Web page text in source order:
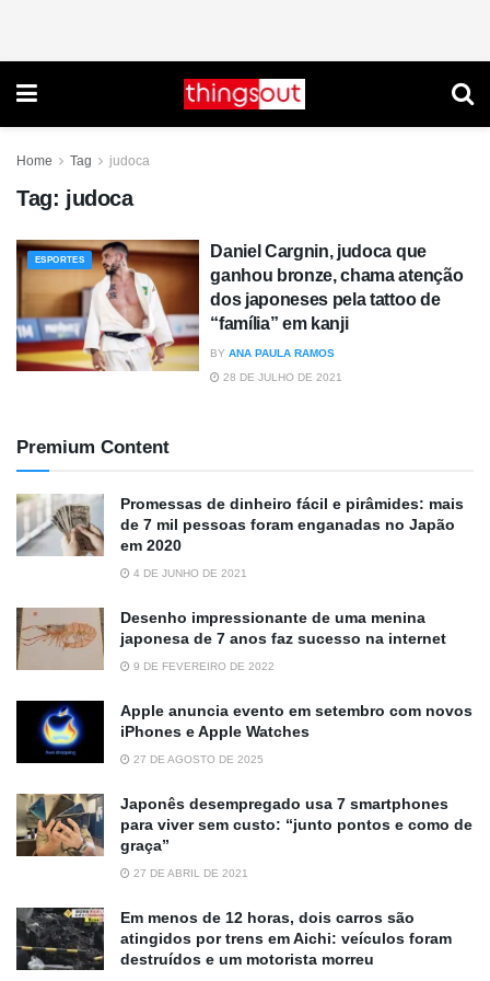
Home Tag judoca
Tag: judoca
ESPORTES
Daniel Cargnin, judoca que
ganhou bronze, chama atenção
dos japoneses pela tattoo de
“família” em kanji
BY ANA PAULA RAMOS
28 DE JULHO DE 2021
Premium Content
Promessas de dinheiro fácil e pirâmides: mais
de 7 mil pessoas foram enganadas no Japão
em 2020
4 DE JUNHO DE 2021
Desenho impressionante de uma menina
japonesa de 7 anos faz sucesso na internet
9 DE FEVEREIRO DE 2022
Apple anuncia evento em setembro com novos
iPhones e Apple Watches
27 DE AGOSTO DE 2025
Japonês desempregado usa 7 smartphones
para viver sem custo: “junto pontos e como de
graça”
27 DE ABRIL DE 2021
Em menos de 12 horas, dois carros são
atingidos por trens em Aichi: veículos foram
destruídos e um motorista morreu